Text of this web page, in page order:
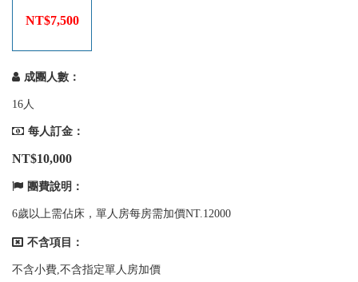
NT$7,500
成團人數：
16人
每人訂金：
NT$10,000
團費說明：
6歲以上需佔床，單人房每房需加價NT.12000
不含項目：
不含小費,不含指定單人房加價